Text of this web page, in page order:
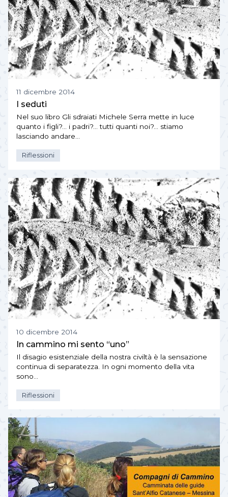
11 dicembre 2014
I seduti
Nel suo libro Gli sdraiati Michele Serra mette in luce
quanto i figli?… i padri?… tutti quanti noi?… stiamo
lasciando andare…
Riflessioni
10 dicembre 2014
In cammino mi sento “uno”
Il disagio esistenziale della nostra civiltà è la sensazione
continua di separatezza. In ogni momento della vita
sono…
Riflessioni